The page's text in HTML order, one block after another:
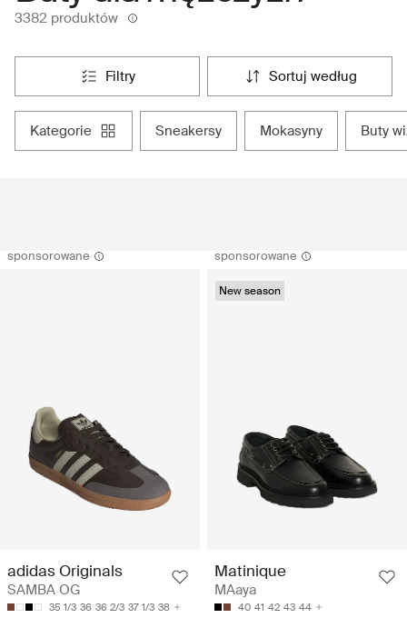
3382 produktów
filtry sortuj według
kategorie sneakersy mokasyny buty
sponsorowane
adidas Originals
SAMBA OG
35 1/3 36 36 2/3 37 1/3 38
sponsorowane
New season
Matinique
MAaya
40 41 42 43 44